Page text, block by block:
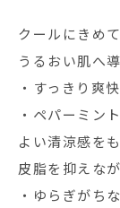
クールにきめ
うるおい肌へ
・すっきり爽
・ペパーミン
よい清涼感を
皮脂を抑えな
・ゆらぎがち